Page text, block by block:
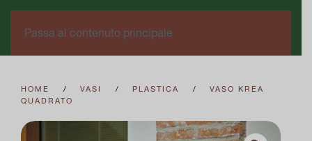
Passa al contenuto principale
HOME VASI PLASTICA
VASO KREA
QUADRATO